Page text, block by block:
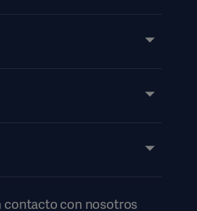
contacto con nosotros